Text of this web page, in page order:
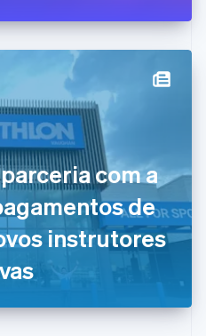
com a
de
instrutores